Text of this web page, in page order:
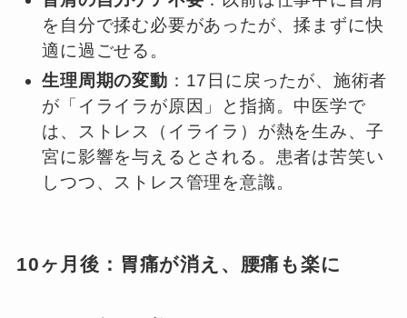
を自分で揉む必要があったが、揉まずに快
適に過ごせる。
生理周期の変動 ：17日に戻ったが、施術者
が「イライラが原因」と指摘。中医学で
は、ストレス（イライラ）が熱を生み、子
宮に影響を与えるとされる。患者は苦笑い
しつつ、ストレス管理を意識。
10ヶ月後：胃痛が消え、腰痛も楽に